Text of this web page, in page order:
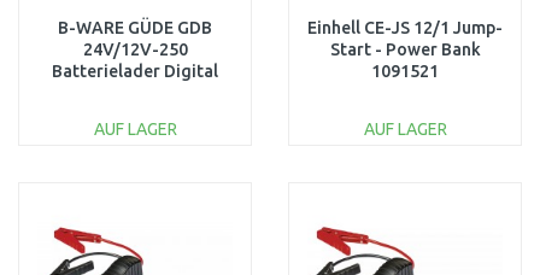
B-WARE GÜDE GDB
24V/12V-250
Batterielader Digital
AUF LAGER
Einhell CE-JS 12/1 Jump-
Start - Power Bank
1091521
AUF LAGER